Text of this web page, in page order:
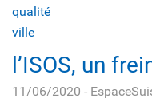
qualité
ville
l’ISOS, un
11/06/2020 -